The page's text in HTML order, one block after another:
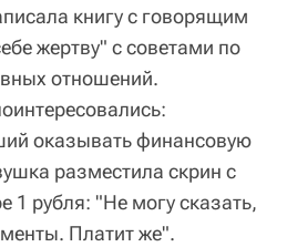
книгу с говорящим
жертву" с советами по
отношений.
оказывать финансовую
разместила скрин с
1 рубля: "Не могу сказать,
Платит же".